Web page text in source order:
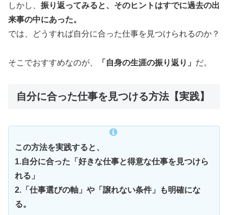
しかし、 振り返ってみると、そのヒントはすでに過去の出
来事の中にあった。
では、どうすれば自分に合った仕事を見つけられるのか？
そこでおすすめなのが、 「自身の生涯の振り返り」 だ。
自分に合った仕事を見つける方法【実践】
この方法を実践すると、
1.自分に合った「好きな仕事と得意な仕事を見つけら
れる」
2.「仕事選びの軸」や「譲れない条件」も明確にな
る。